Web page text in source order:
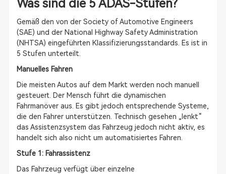
Was sind die 5 ADAS-Stufen?
Gemäß den von der Society of Automotive Engineers
(SAE) und der National Highway Safety Administration
(NHTSA) eingeführten Klassifizierungsstandards. Es ist in
5 Stufen unterteilt.
Manuelles Fahren
Die meisten Autos auf dem Markt werden noch manuell
gesteuert. Der Mensch führt die dynamischen
Fahrmanöver aus. Es gibt jedoch entsprechende Systeme,
die den Fahrer unterstützen. Technisch gesehen „lenkt“
das Assistenzsystem das Fahrzeug jedoch nicht aktiv, es
handelt sich also nicht um automatisiertes Fahren.
Stufe 1: Fahrassistenz
Das Fahrzeug verfügt über einzelne